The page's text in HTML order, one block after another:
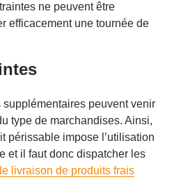
ne peuvent être
efficacement une tournée de
supplémentaires peuvent venir
type de marchandises. Ainsi,
périssable impose l’utilisation
et il faut donc dispatcher les
livraison de produits frais